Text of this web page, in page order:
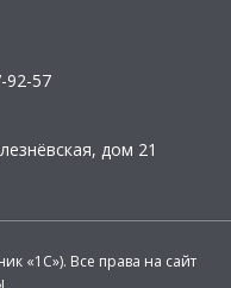
92-57
дом 21
«1С»). Все права на сайт